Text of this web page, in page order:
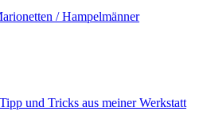
/ Hampelmänner
und Tricks aus meiner Werkstatt